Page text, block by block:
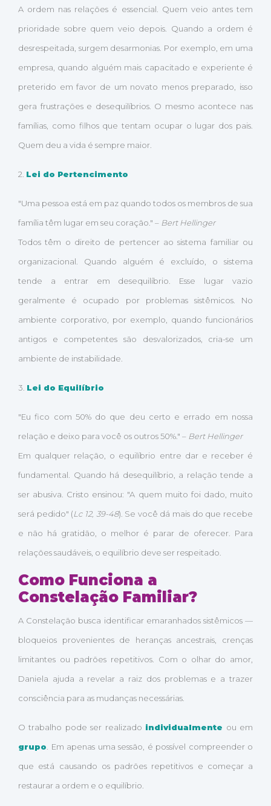
A ordem nas relações é essencial. Quem veio antes tem
prioridade sobre quem veio depois. Quando a ordem é
desrespeitada, surgem desarmonias. Por exemplo, em uma
empresa, quando alguém mais capacitado e experiente é
preterido em favor de um novato menos preparado, isso
gera frustrações e desequilíbrios. O mesmo acontece nas
famílias, como filhos que tentam ocupar o lugar dos pais.
Quem deu a vida é sempre maior.
2. Lei do Pertencimento
"Uma pessoa está em paz quando todos os membros de sua
família têm lugar em seu coração." – Bert Hellinger
Todos têm o direito de pertencer ao sistema familiar ou
organizacional. Quando alguém é excluído, o sistema
tende a entrar em desequilíbrio. Esse lugar vazio
geralmente é ocupado por problemas sistêmicos. No
ambiente corporativo, por exemplo, quando funcionários
antigos e competentes são desvalorizados, cria-se um
ambiente de instabilidade.
3. Lei do Equilíbrio
"Eu fico com 50% do que deu certo e errado em nossa
relação e deixo para você os outros 50%." – Bert Hellinger
Em qualquer relação, o equilíbrio entre dar e receber é
fundamental. Quando há desequilíbrio, a relação tende a
ser abusiva. Cristo ensinou: "A quem muito foi dado, muito
será pedido" (Lc 12, 39-48). Se você dá mais do que recebe
e não há gratidão, o melhor é parar de oferecer. Para
relações saudáveis, o equilíbrio deve ser respeitado.
Como Funciona a
Constelação Familiar?
A Constelação busca identificar emaranhados sistêmicos —
bloqueios provenientes de heranças ancestrais, crenças
limitantes ou padrões repetitivos. Com o olhar do amor,
Daniela ajuda a revelar a raiz dos problemas e a trazer
consciência para as mudanças necessárias.
O trabalho pode ser realizado individualmente ou em
grupo . Em apenas uma sessão, é possível compreender o
que está causando os padrões repetitivos e começar a
restaurar a ordem e o equilíbrio.